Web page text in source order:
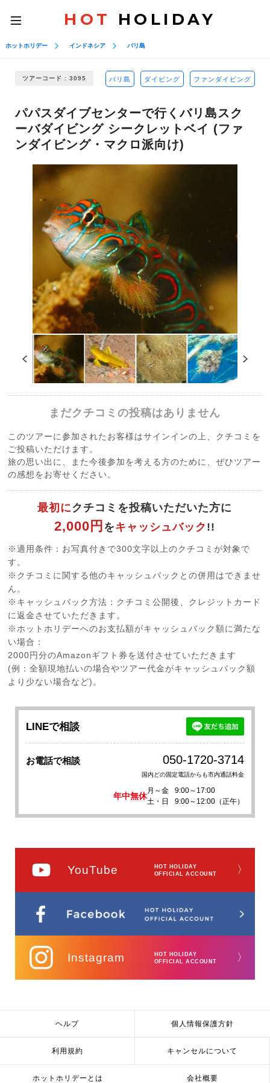
toggle
navigation
HOT HOLIDAY
ホットホリデー インドネシア バリ島
ツアーコード : 3095 バリ島 ダイビング ファンダイビング
パパスダイブセンターで行くバリ島スク
ーバダイビング シークレットベイ (ファ
ンダイビング・マクロ派向け)
まだクチコミの投稿はありません
このツアーに参加されたお客様はサインインの上、クチコミを
ご投稿いただけます。
旅の思い出に、また今後参加を考える方のために、ぜひツアー
の感想をお寄せください。
最初にクチコミを投稿いただいた方に
2,000円 をキャッシュバック !!
※適用条件：お写真付きで300文字以上のクチコミが対象で
す。
※クチコミに関する他のキャッシュバックとの併用はできませ
ん。
※キャッシュバック方法：クチコミ公開後、クレジットカード
に返金させていただきます。
※ホットホリデーへのお支払額がキャッシュバック額に満たな
い場合：
2000円分のAmazonギフト券を送付させていただきます
(例：全額現地払いの場合やツアー代金がキャッシュバック額
より少ない場合など)。
LINEで相談
お電話で相談 050-1720-3714
国内どの固定電話からも市内通話料金
年中無休
月～金
9:00～17:00
土・日
9:00～12:00（正午）
YouTube
HOT HOLIDAY
OFFICIAL ACCOUNT
〉
Instagram
HOT HOLIDAY
OFFICIAL ACCOUNT
〉
ヘルプ 個人情報保護方針
利用規約 キャンセルについて
ホットホリデーとは 会社概要